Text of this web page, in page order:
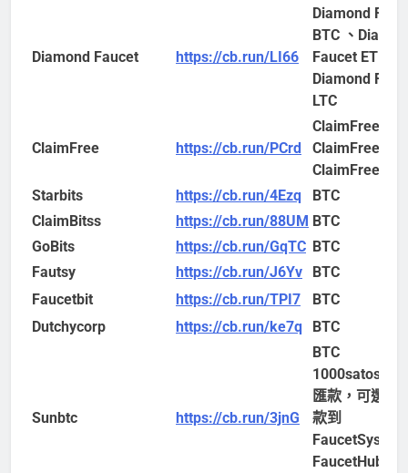
Diamond Faucet https://cb.run/LI66
Diamond
BTC 、
Faucet ETH、
Diamond
LTC
ClaimFree https://cb.run/PCrd
ClaimFree
ClaimFree
ClaimFree LTC
Starbits
https://cb.run/4Ezq
BTC
ClaimBitss
https://cb.run/88UM BTC
GoBits
https://cb.run/GqTC BTC
Fautsy
https://cb.run/J6Yv
BTC
Faucetbit
https://cb.run/TPI7
BTC
Dutchycorp
https://cb.run/ke7q BTC
Sunbtc https://cb.run/3jnG
BTC
1000satoshi
匯款，可選擇
款到
FaucetHub暫